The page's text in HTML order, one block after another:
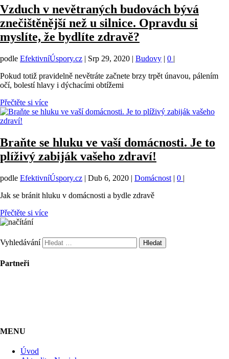
Vzduch v nevětraných budovách bývá
znečištěnější než u silnice. Opravdu si
myslíte, že bydlíte zdravě?
podle EfektivníÚspory.cz | Srp 29, 2020 | Budovy | 0 |
Pokud totiž pravidelně nevětráte začnete brzy trpět únavou, pálením
očí, bolestí hlavy i dýchacími obtížemi
Přečtěte si více
Braňte se hluku ve vaší domácnosti. Je to
plíživý zabiják vašeho zdraví!
podle EfektivníÚspory.cz | Dub 6, 2020 | Domácnost | 0 |
Jak se bránit hluku v domácnosti a bydle zdravě
Přečtěte si více
Vyhledávání
Partneři
MENU
Úvod